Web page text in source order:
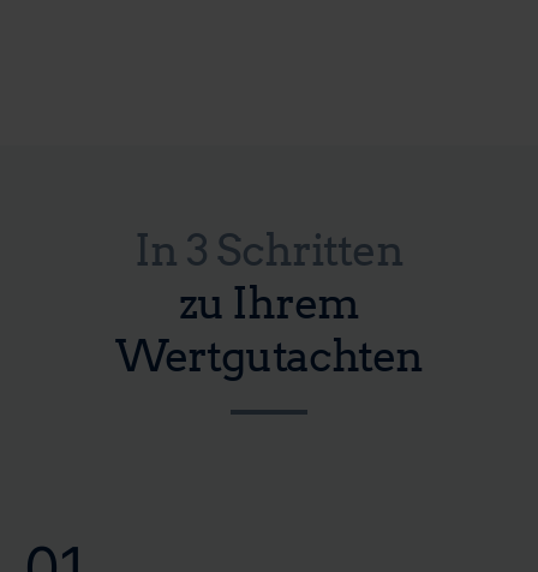
In 3 Schritten
zu Ihrem
Wertgutachten